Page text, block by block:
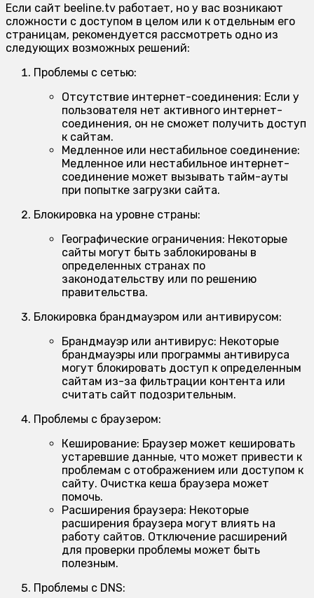
Если сайт beeline.tv работает, но у вас возникают
сложности с доступом в целом или к отдельным его
страницам, рекомендуется рассмотреть одно из
следующих возможных решений:
Проблемы с сетью:
Отсутствие интернет-соединения: Если у
пользователя нет активного интернет-
соединения, он не сможет получить доступ
к сайтам.
Медленное или нестабильное соединение:
Медленное или нестабильное интернет-
соединение может вызывать тайм-ауты
при попытке загрузки сайта.
Блокировка на уровне страны:
Географические ограничения: Некоторые
сайты могут быть заблокированы в
определенных странах по
законодательству или по решению
правительства.
Блокировка брандмауэром или антивирусом:
Брандмауэр или антивирус: Некоторые
брандмауэры или программы антивируса
могут блокировать доступ к определенным
сайтам из-за фильтрации контента или
считать сайт подозрительным.
Проблемы с браузером:
Кеширование: Браузер может кешировать
устаревшие данные, что может привести к
проблемам с отображением или доступом к
сайту. Очистка кеша браузера может
помочь.
Расширения браузера: Некоторые
расширения браузера могут влиять на
работу сайтов. Отключение расширений
для проверки проблемы может быть
полезным.
Проблемы с DNS: